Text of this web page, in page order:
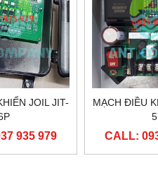
JOIL JIT-
935 979
MẠCH ĐIỀU
CALL: